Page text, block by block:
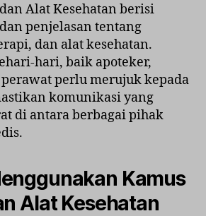
Alat Kesehatan berisi
penjelasan tentang
dan alat kesehatan.
hari, baik apoteker,
perlu merujuk kepada
komunikasi yang
di antara berbagai pihak
Kamus
Alat Kesehatan